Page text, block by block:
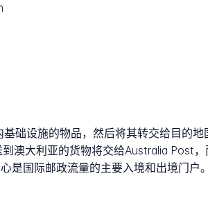
础设施的物品，然后将其转交给目的地
澳大利亚的货物将交给Australia Post
是国际邮政流量的主要入境和出境门户。